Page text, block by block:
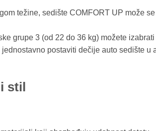
težine, sedište COMFORT UP može
grupe 3 (od 22 do 36 kg) možete
postaviti dečije auto sedište
stil